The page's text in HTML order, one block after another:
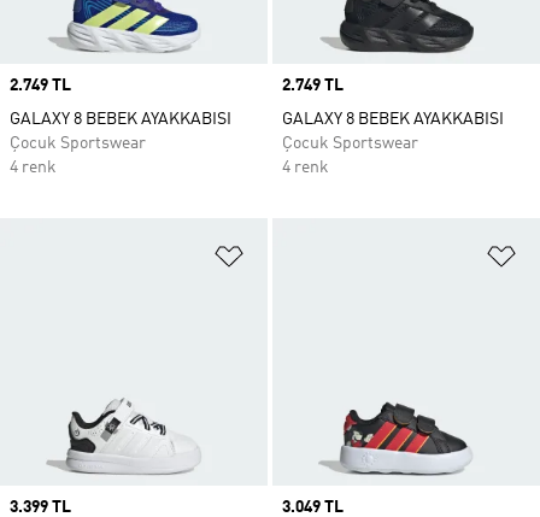
Price
2.749 TL
GALAXY 8 BEBEK AYAKKABISI
Çocuk Sportswear
4 renk
Price
2.749 TL
GALAXY 8 BEBEK AYAKKABISI
Çocuk Sportswear
4 renk
Price
3.399 TL
Price
3.049 TL